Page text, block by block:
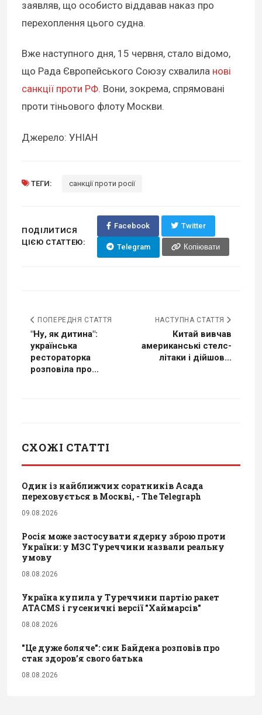
заявляв, що особисто віддавав наказ про
перехоплення цього судна.
Вже наступного дня, 15 червня, стало відомо,
що Рада Європейського Союзу схвалила нові
санкції проти РФ. Вони, зокрема, спрямовані
проти тіньового флоту Москви.
Джерело: УНІАН
ТЕГИ: санкції проти росії
ПОДІЛИТИСЯ
ЦІЄЮ СТАТТЕЮ:
Facebook Twitter
Telegram Копіювати
ПОПЕРЕДНЯ СТАТТЯ
"Ну, як дитина":
українська
рестораторка
розповіла про...
НАСТУПНА СТАТТЯ
Китай вивчав
американські стелс-
літаки і дійшов...
СХОЖІ СТАТТІ
Один із найближчих соратників Асада
переховується в Москві, - The Telegraph
09.08.2026
Росія може застосувати ядерну зброю проти
України: у МЗС Туреччини назвали реальну
умову
08.08.2026
Україна купила у Туреччини партію ракет
ATACMS і гусеничні версії "Хаймарсів"
08.08.2026
"Це дуже боляче": син Байдена розповів про
стан здоров’я свого батька
08.08.2026